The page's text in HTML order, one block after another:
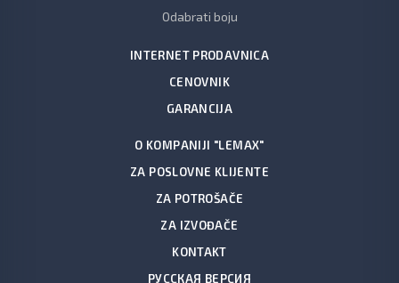
Odabrati boju
INTERNET PRODAVNICA
CENOVNIK
GARANCIJA
O KOMPANIJI "LEMAX"
ZA POSLOVNE KLIJENTE
ZA POTROŠAČE
ZA IZVOĐAČE
KONTAKT
РУССКАЯ ВЕРСИЯ